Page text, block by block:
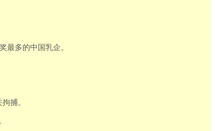
最多的中国乳企。
捕。